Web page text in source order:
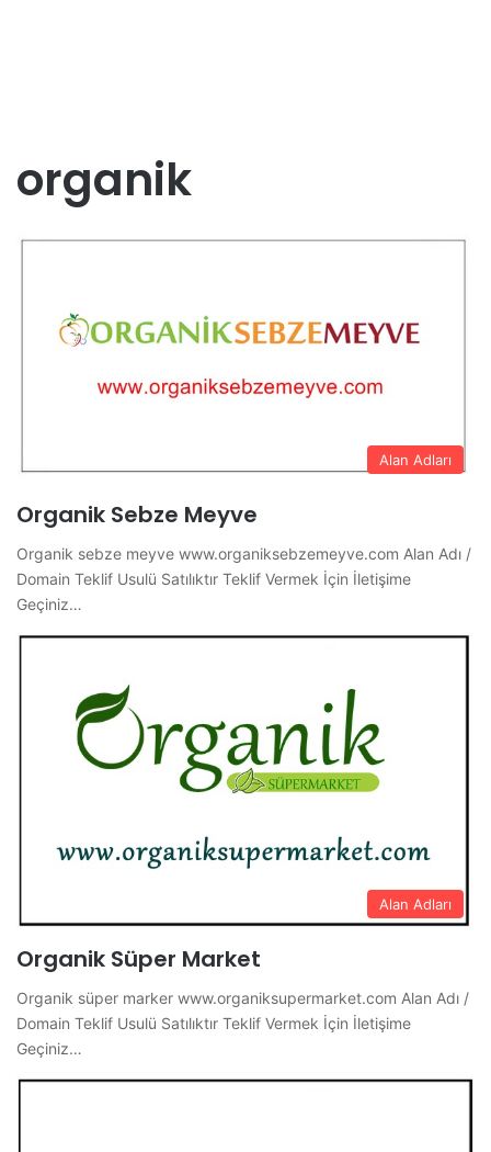
organik
Alan Adları
Organik Sebze Meyve
Organik sebze meyve www.organiksebzemeyve.com Alan Adı /
Domain Teklif Usulü Satılıktır Teklif Vermek İçin İletişime
Geçiniz…
Alan Adları
Organik Süper Market
Organik süper marker www.organiksupermarket.com Alan Adı /
Domain Teklif Usulü Satılıktır Teklif Vermek İçin İletişime
Geçiniz…